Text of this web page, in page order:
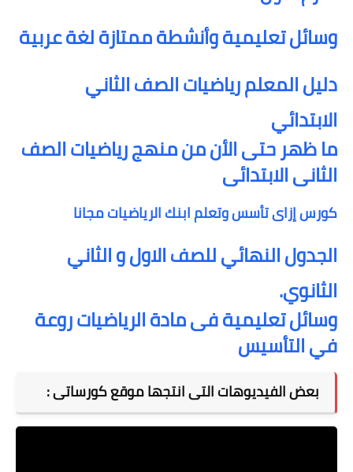
وسائل تعليمية وأنشطة ممتازة لغة عربية
دليل المعلم رياضيات الصف الثاني
الابتدائي
ما ظهر حتى الأن من منهج رياضيات الصف
الثانى الابتدائى
كورس إزاى تأسس وتعلم ابنك الرياضيات مجانا
الجدول النهائي للصف الاول و الثاني
الثانوي.
وسائل تعليمية فى مادة الرياضيات روعة
في التأسيس
بعض الفيديوهات التى انتجها موقع كورساتى :